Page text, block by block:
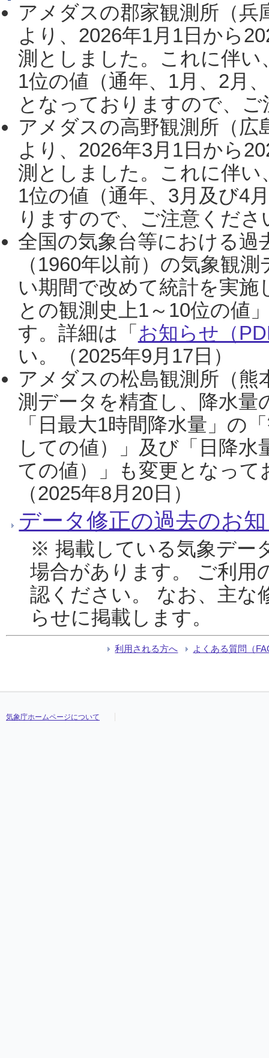
アメダスの郡家観測所（
より、2026年1月1日から
測としました。これに伴い
1位の値（通年、1月、2月
となっておりますので、
アメダスの高野観測所（
より、2026年3月1日から
測としました。これに伴い
1位の値（通年、3月及び4
りますので、ご注意くだ
全国の気象台等における過
（1960年以前）の気象観
い期間で改めて統計を実
との観測史上1～10位の値
す。詳細は「 お知らせ（
い。（2025年9月17日）
アメダスの松島観測所（熊
測データを精査し、降水
「日最大1時間降水量」の
しての値）」及び「日降
ての値）」も変更となっ
（2025年8月20日）
データ修正の過去のお
※ 掲載している気象デー
場合があります。 ご利用
認ください。 なお、主な
らせに掲載します。
利用される方へ よくある質問（
気象庁ホームページについて